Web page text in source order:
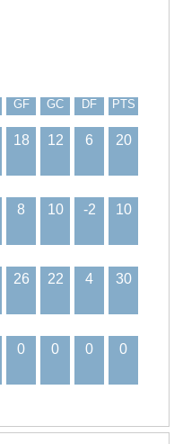
GF GC DF PTS
18 12 6 20
8 10 -2 10
26 22 4 30
0 0 0 0